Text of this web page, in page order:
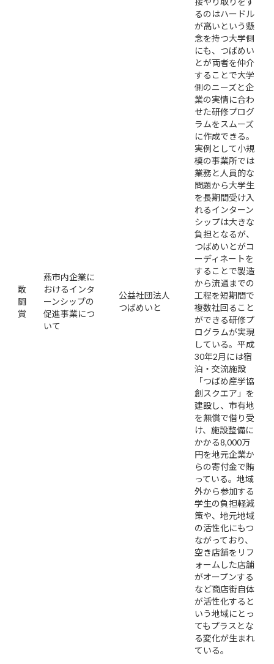
敢
闘
賞
燕市内企業に
おけるインタ
ーンシップの
促進事業につ
いて
公益社団法人
つばめいと
るのはハードル
が高いという懸
念を持つ大学側
にも、つばめい
とが両者を仲介
することで大学
側のニーズと企
業の実情に合わ
せた研修プログ
ラムをスムーズ
に作成できる。
実例として小規
模の事業所では
業務と人員的な
問題から大学生
を長期間受け入
れるインターン
シップは大きな
負担となるが、
つばめいとがコ
ーディネートを
することで製造
から流通までの
工程を短期間で
複数社回ること
ができる研修プ
ログラムが実現
している。平成
30年2月には宿
泊・交流施設
「つばめ産学協
創スクエア」を
建設し、市有地
を無償で借り受
け、施設整備に
かかる8,000万
円を地元企業か
らの寄付金で賄
っている。地域
外から参加する
学生の負担軽減
策や、地元地域
の活性化にもつ
ながっており、
空き店舗をリフ
ォームした店舗
がオープンする
など商店街自体
が活性化すると
いう地域にとっ
てもプラスとな
る変化が生まれ
ている。